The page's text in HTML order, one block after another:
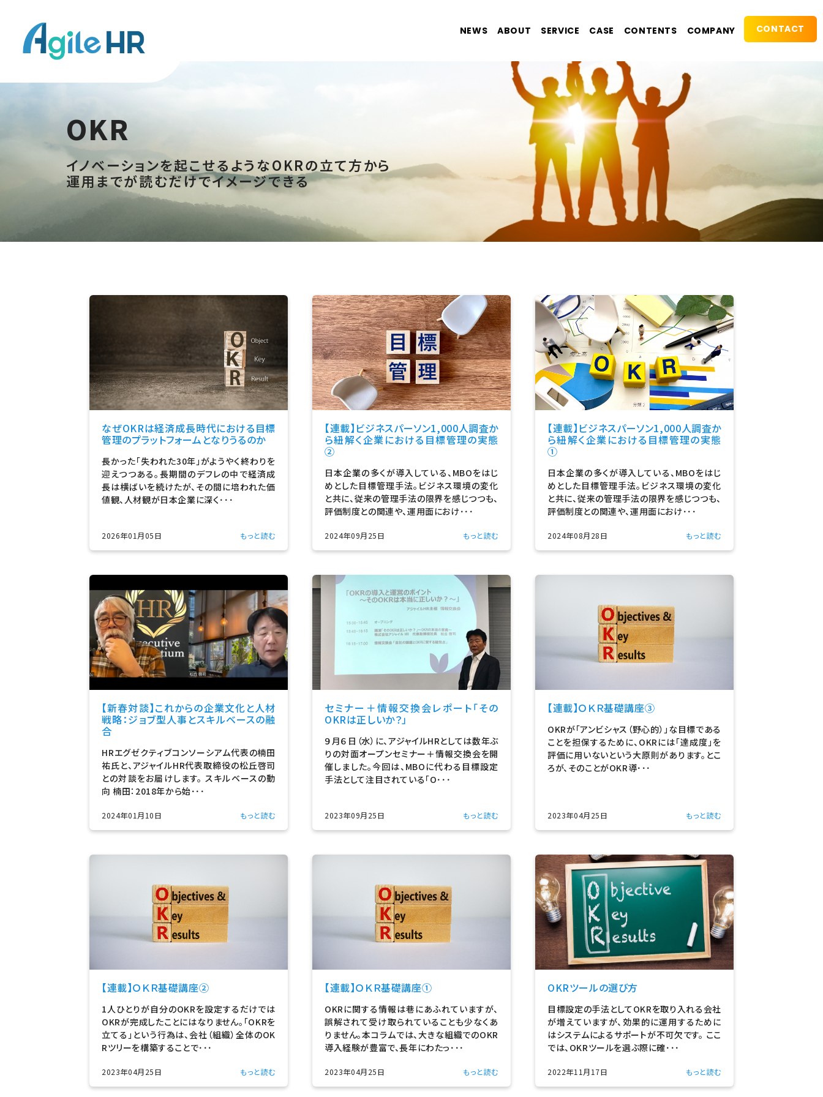
NEWS ABOUT SERVICE CASE CONTENTS COMPANY CONTACT
OKR
イノベーションを起こせるようなOKRの立て方から
運用までが読むだけでイメージできる
なぜOKRは経済成長時代における目標
管理のプラットフォームとなりうるのか
長かった「失われた30年」がようやく終わりを
迎えつつある。長期間のデフレの中で経済成
長は横ばいを続けたが、その間に培われた価
値観、人材観が日本企業に深く･･･
2026年01月05日 もっと読む
【連載】ビジネスパーソン1,000人調査か
ら紐解く企業における目標管理の実態
②
日本企業の多くが導入している、MBOをはじ
めとした目標管理手法。ビジネス環境の変化
と共に、従来の管理手法の限界を感じつつも、
評価制度との関連や、運用面におけ･･･
2024年09月25日 もっと読む
【連載】ビジネスパーソン1,000人調査か
ら紐解く企業における目標管理の実態
①
日本企業の多くが導入している、MBOをはじ
めとした目標管理手法。ビジネス環境の変化
と共に、従来の管理手法の限界を感じつつも、
評価制度との関連や、運用面におけ･･･
2024年08月28日 もっと読む
【新春対談】これからの企業文化と人材
戦略：ジョブ型人事とスキルベースの融
合
HRエグゼクティブコンソーシアム代表の楠田
祐氏と、アジャイルHR代表取締役の松丘啓司
との対談をお届けします。 スキルベースの動
向 楠田：2018年から始･･･
2024年01月10日 もっと読む
セミナー＋情報交換会レポート「その
OKRは正しいか？」
９月６日（水）に、アジャイルHRとしては数年ぶ
りの対面オープンセミナー＋情報交換会を開
催しました。今回は、MBOに代わる目標設定
手法として注目されている「O･･･
2023年09月25日 もっと読む
【連載】ＯＫＲ基礎講座③
OKRが「アンビシャス（野心的）」な目標である
ことを担保するために、OKRには「達成度」を
評価に用いないという大原則があります。とこ
ろが、そのことがOKR導･･･
2023年04月25日 もっと読む
【連載】ＯＫＲ基礎講座②
1人ひとりが自分のOKRを設定するだけでは
OKRが完成したことにはなりません。「OKRを
立てる」という行為は、会社（組織）全体のOK
Rツリーを構築することで･･･
2023年04月25日 もっと読む
【連載】ＯＫＲ基礎講座①
OKRに関する情報は巷にあふれていますが、
誤解されて受け取られていることも少なくあ
りません。本コラムでは、大きな組織でのOKR
導入経験が豊富で、長年にわたっ･･･
2023年04月25日 もっと読む
OKRツールの選び方
目標設定の手法としてOKRを取り入れる会社
が増えていますが、効果的に運用するために
はシステムによるサポートが不可欠です。 ここ
では、OKRツールを選ぶ際に確･･･
2022年11月17日 もっと読む